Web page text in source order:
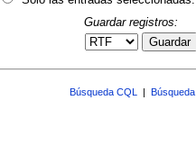
Guardar registros:
Guardar
Búsqueda CQL